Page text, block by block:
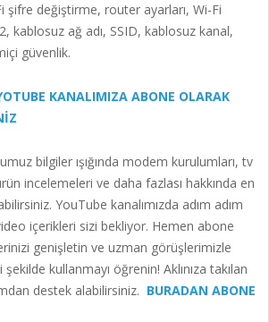
şifre değiştirme, router ayarları, Wi-Fi
kablosuz ağ adı, SSID, kablosuz kanal,
güvenlik.
KANALIMIZA ABONE OLARAK
bilgiler ışığında modem kurulumları, tv
incelemeleri ve daha fazlası hakkında en
YouTube kanalımızda adım adım
içerikleri sizi bekliyor. Hemen abone
genişletin ve uzman görüşlerimizle
şekilde kullanmayı öğrenin! Aklınıza takılan
destek alabilirsiniz. BURADAN ABONE